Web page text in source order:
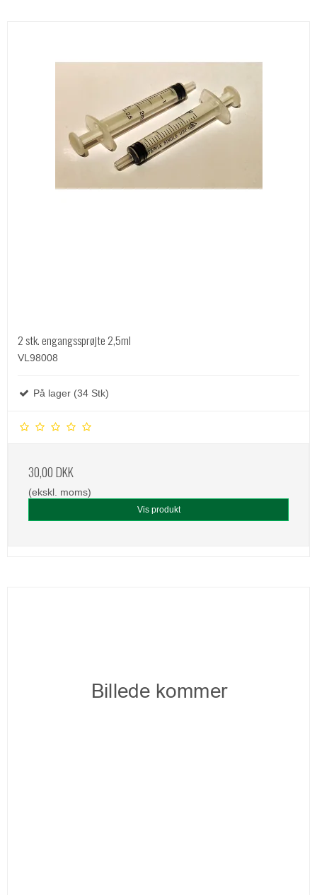
2 stk. engangssprøjte 2,5ml
VL98008
På lager (34 Stk)
30,00 DKK
(ekskl. moms)
Vis produkt